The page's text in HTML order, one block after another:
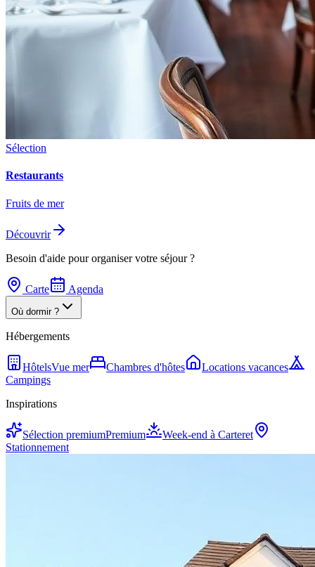
Sélection
Restaurants
Fruits de mer
Découvrir
Besoin d'aide pour organiser votre séjour ?
Carte Agenda
Où dormir ?
Hébergements
HôtelsVue mer Chambres d'hôtes
Locations vacances
Campings
Inspirations
Sélection premiumPremium
Week-end à Carteret
Stationnement